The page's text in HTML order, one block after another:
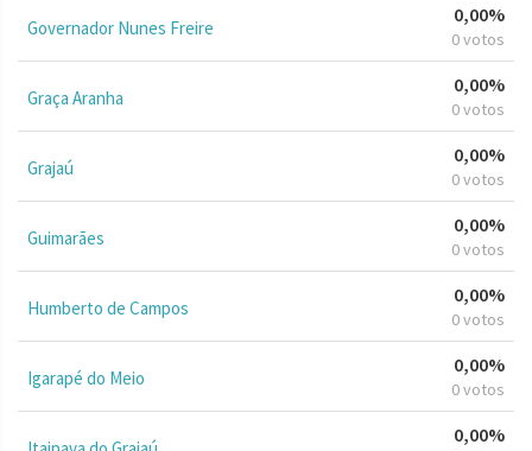
Governador Nunes Freire
0,00%
0 votos
Graça Aranha
0,00%
0 votos
Grajaú
0,00%
0 votos
Guimarães
0,00%
0 votos
Humberto de Campos
0,00%
0 votos
Igarapé do Meio
0,00%
0 votos
0,00%